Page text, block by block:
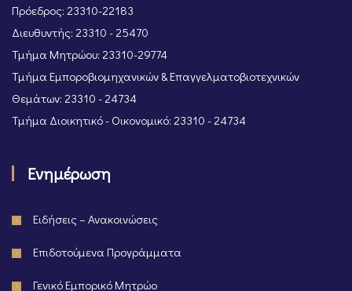
Πρόεδρος: 23310-22183
Διευθυντής: 23310 - 25470
Τμήμα Μητρώου: 23310-29774
Τμήμα Εμποροβιομηχανικών & Επαγγελματοβιοτεχνικών
Θεμάτων: 23310 - 24734
Τμήμα Διοικητικό - Οικονομικό: 23310 - 24734
Ενημέρωση
Ειδήσεις – Ανακοινώσεις
Επιδοτούμενα Προγράμματα
Γενικό Εμπορικό Μητρώο